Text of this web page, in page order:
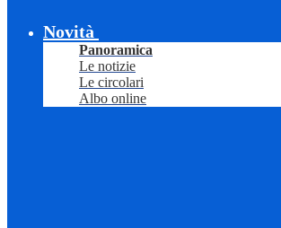
Novità
Panoramica
Le notizie
Le circolari
Albo online